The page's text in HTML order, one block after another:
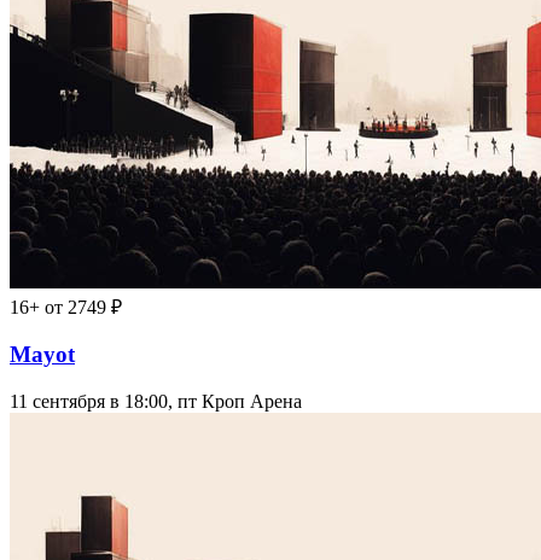
16+ от 2749 ₽
Mayot
11 сентября в 18:00, пт Кроп Арена